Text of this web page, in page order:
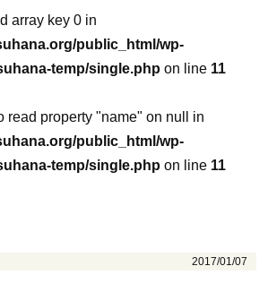
array key 0 in
public_html/wp-
temp/single.php on line 11
read property "name" on null in
public_html/wp-
temp/single.php on line 11
2017/01/07